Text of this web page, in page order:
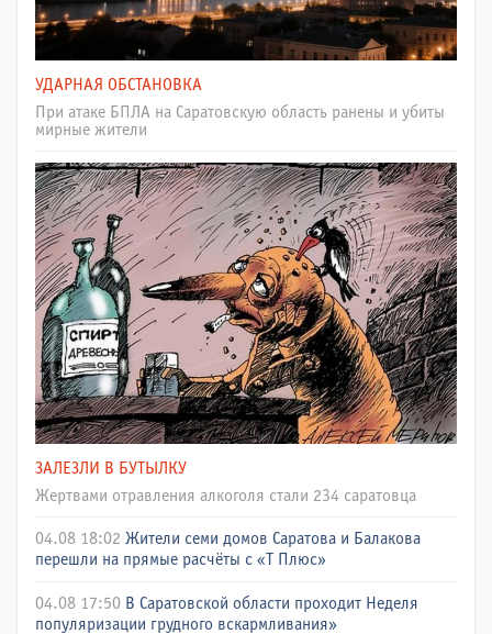
УДАРНАЯ ОБСТАНОВКА
При атаке БПЛА на Саратовскую область ранены и убиты
мирные жители
ЗАЛЕЗЛИ В БУТЫЛКУ
Жертвами отравления алкоголя стали 234 саратовца
04.08 18:02 Жители семи домов Саратова и Балакова
перешли на прямые расчёты с «Т Плюс»
04.08 17:50 В Саратовской области проходит Неделя
популяризации грудного вскармливания»